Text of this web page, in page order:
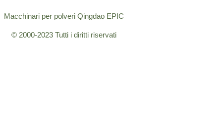
Macchinari per polveri Qingdao EPIC
© 2000-2023 Tutti i diritti riservati